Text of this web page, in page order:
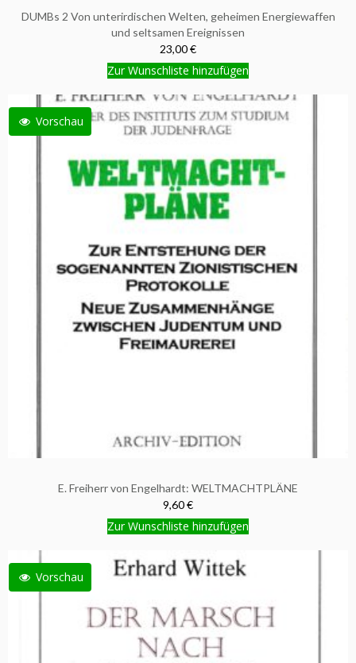
DUMBs 2 Von unterirdischen Welten, geheimen Energiewaffen
und seltsamen Ereignissen
23,00 €
Zur Wunschliste hinzufügen
Vorschau
E. Freiherr von Engelhardt: WELTMACHTPLÄNE
9,60 €
Zur Wunschliste hinzufügen
Vorschau